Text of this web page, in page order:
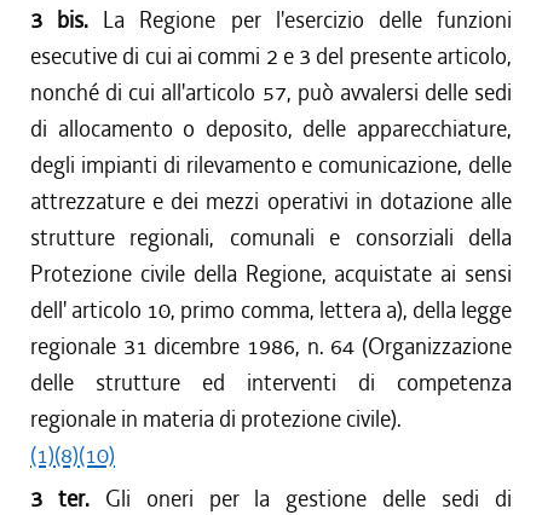
3 bis. La Regione per l'esercizio delle funzioni
esecutive di cui ai commi 2 e 3 del presente articolo,
nonché di cui all'articolo 57, può avvalersi delle sedi
di allocamento o deposito, delle apparecchiature,
degli impianti di rilevamento e comunicazione, delle
attrezzature e dei mezzi operativi in dotazione alle
strutture regionali, comunali e consorziali della
Protezione civile della Regione, acquistate ai sensi
dell' articolo 10, primo comma, lettera a), della legge
regionale 31 dicembre 1986, n. 64 (Organizzazione
delle strutture ed interventi di competenza
regionale in materia di protezione civile).
(1)(8)(10)
3 ter. Gli oneri per la gestione delle sedi di